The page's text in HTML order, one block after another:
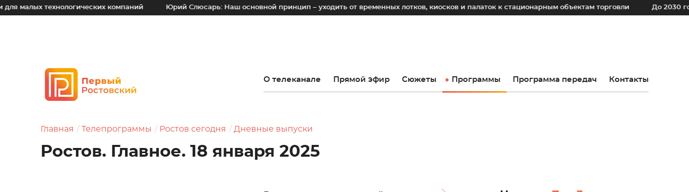
компаний Юрий Слюсарь: Наш основной принцип – уходить от временных лотков, киосков и палаток к стационарным объектам торговли До 2030 года в
О телеканале Прямой эфир Сюжеты Программы Программа передач Контакты
Главная Телепрограммы Ростов сегодня Дневные выпуски
Ростов. Главное. 18 января 2025